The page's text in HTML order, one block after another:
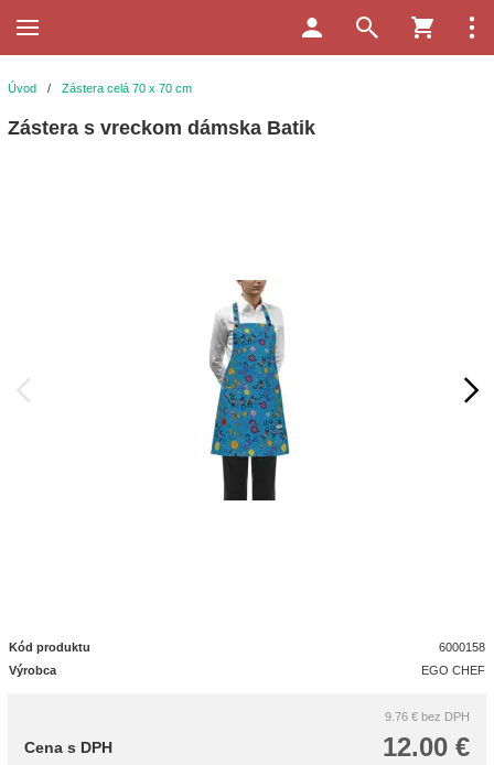
Úvod / Zástera celá 70 x 70 cm
Zástera s vreckom dámska Batik
Kód produktu
6000158
Výrobca
EGO CHEF
9.76 € bez DPH
12.00 €
Cena s DPH